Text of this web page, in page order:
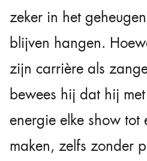
zeker in het
blijven hangen.
zijn carrière als
bewees hij dat hij
energie elke show tot
maken, zelfs zonder